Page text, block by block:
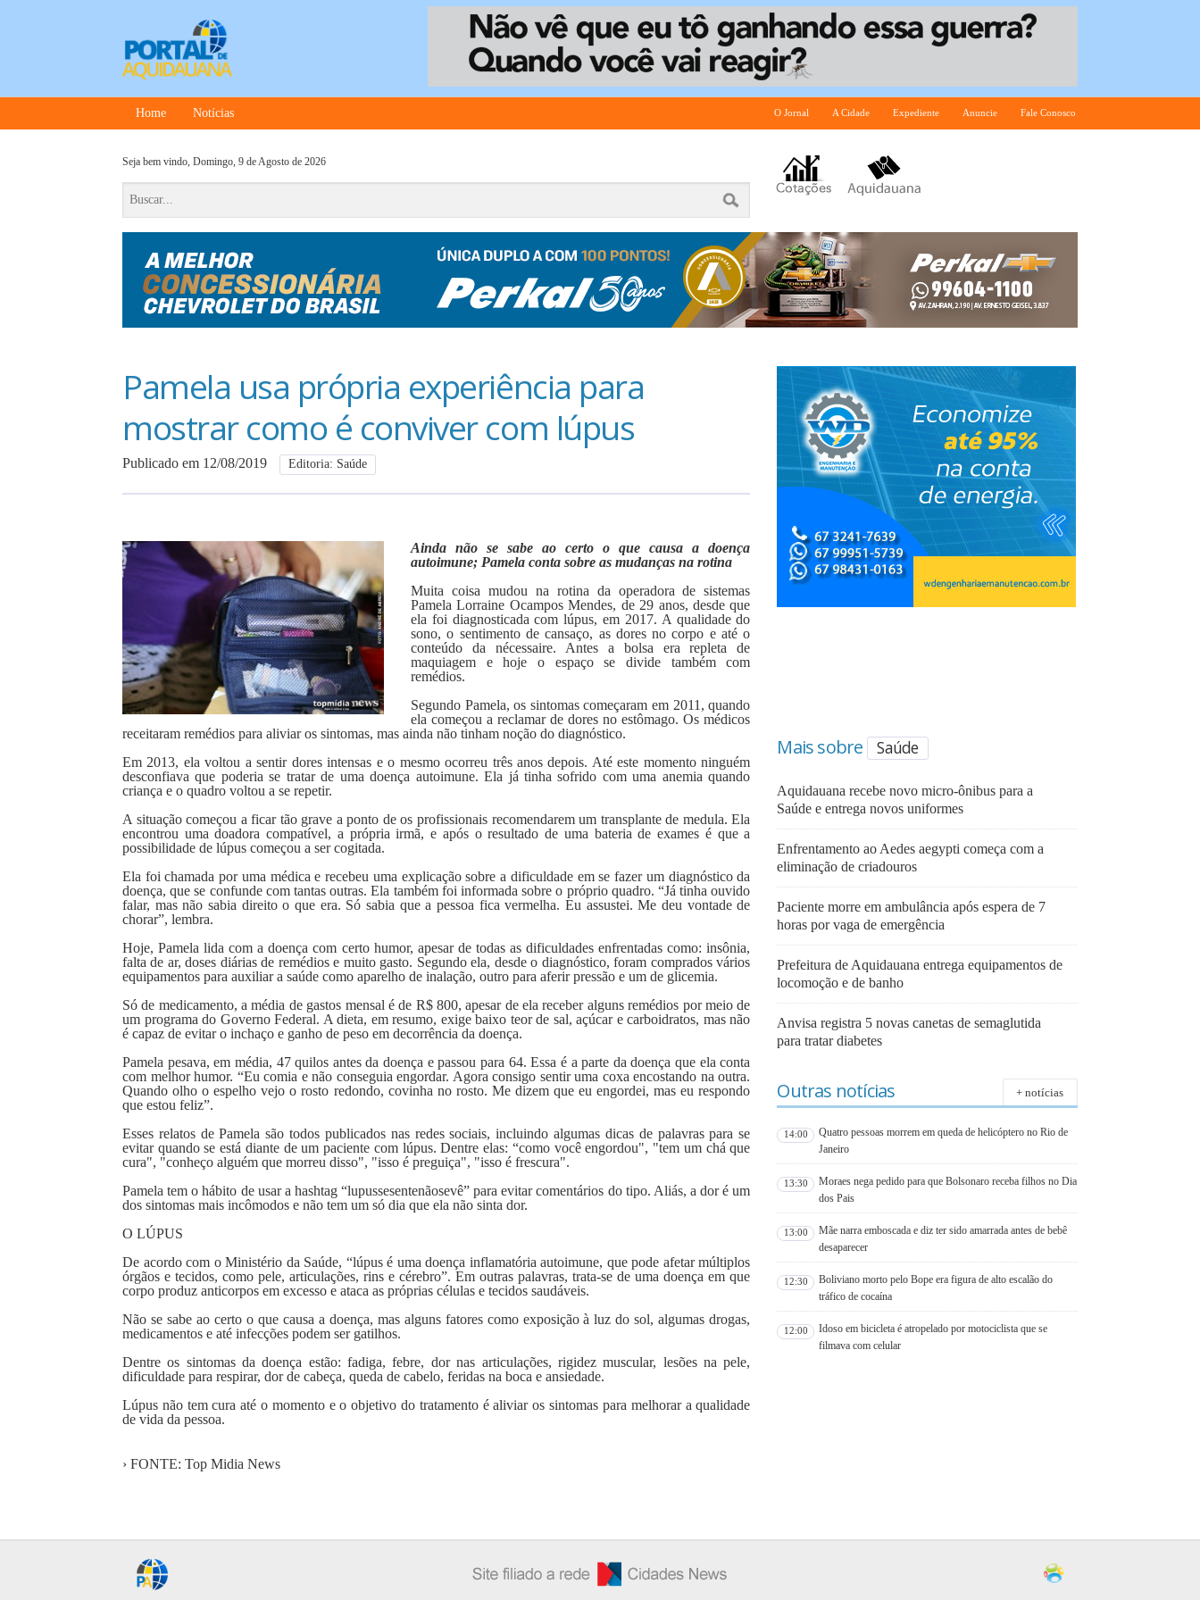
Home Notícias O Jornal A Cidade Expediente Anuncie Fale Conosco
Seja bem vindo, Domingo, 9 de Agosto de 2026
Pamela usa própria experiência para
mostrar como é conviver com lúpus
Publicado em 12/08/2019 Editoria: Saúde
Ainda não se sabe ao certo o que causa a doença
autoimune; Pamela conta sobre as mudanças na rotina
Muita coisa mudou na rotina da operadora de sistemas
Pamela Lorraine Ocampos Mendes, de 29 anos, desde que
ela foi diagnosticada com lúpus, em 2017. A qualidade do
sono, o sentimento de cansaço, as dores no corpo e até o
conteúdo da nécessaire. Antes a bolsa era repleta de
maquiagem e hoje o espaço se divide também com
remédios.
Segundo Pamela, os sintomas começaram em 2011, quando
ela começou a reclamar de dores no estômago. Os médicos
receitaram remédios para aliviar os sintomas, mas ainda não tinham noção do diagnóstico.
Em 2013, ela voltou a sentir dores intensas e o mesmo ocorreu três anos depois. Até este momento ninguém
desconfiava que poderia se tratar de uma doença autoimune. Ela já tinha sofrido com uma anemia quando
criança e o quadro voltou a se repetir.
A situação começou a ficar tão grave a ponto de os profissionais recomendarem um transplante de medula. Ela
encontrou uma doadora compatível, a própria irmã, e após o resultado de uma bateria de exames é que a
possibilidade de lúpus começou a ser cogitada.
Ela foi chamada por uma médica e recebeu uma explicação sobre a dificuldade em se fazer um diagnóstico da
doença, que se confunde com tantas outras. Ela também foi informada sobre o próprio quadro. “Já tinha ouvido
falar, mas não sabia direito o que era. Só sabia que a pessoa fica vermelha. Eu assustei. Me deu vontade de
chorar”, lembra.
Hoje, Pamela lida com a doença com certo humor, apesar de todas as dificuldades enfrentadas como: insônia,
falta de ar, doses diárias de remédios e muito gasto. Segundo ela, desde o diagnóstico, foram comprados vários
equipamentos para auxiliar a saúde como aparelho de inalação, outro para aferir pressão e um de glicemia.
Só de medicamento, a média de gastos mensal é de R$ 800, apesar de ela receber alguns remédios por meio de
um programa do Governo Federal. A dieta, em resumo, exige baixo teor de sal, açúcar e carboidratos, mas não
é capaz de evitar o inchaço e ganho de peso em decorrência da doença.
Pamela pesava, em média, 47 quilos antes da doença e passou para 64. Essa é a parte da doença que ela conta
com melhor humor. “Eu comia e não conseguia engordar. Agora consigo sentir uma coxa encostando na outra.
Quando olho o espelho vejo o rosto redondo, covinha no rosto. Me dizem que eu engordei, mas eu respondo
que estou feliz”.
Esses relatos de Pamela são todos publicados nas redes sociais, incluindo algumas dicas de palavras para se
evitar quando se está diante de um paciente com lúpus. Dentre elas: “como você engordou", "tem um chá que
cura", "conheço alguém que morreu disso", "isso é preguiça", "isso é frescura".
Pamela tem o hábito de usar a hashtag “lupussesentenãosevê” para evitar comentários do tipo. Aliás, a dor é um
dos sintomas mais incômodos e não tem um só dia que ela não sinta dor.
O LÚPUS
De acordo com o Ministério da Saúde, “lúpus é uma doença inflamatória autoimune, que pode afetar múltiplos
órgãos e tecidos, como pele, articulações, rins e cérebro”. Em outras palavras, trata-se de uma doença em que
corpo produz anticorpos em excesso e ataca as próprias células e tecidos saudáveis.
Não se sabe ao certo o que causa a doença, mas alguns fatores como exposição à luz do sol, algumas drogas,
medicamentos e até infecções podem ser gatilhos.
Dentre os sintomas da doença estão: fadiga, febre, dor nas articulações, rigidez muscular, lesões na pele,
dificuldade para respirar, dor de cabeça, queda de cabelo, feridas na boca e ansiedade.
Lúpus não tem cura até o momento e o objetivo do tratamento é aliviar os sintomas para melhorar a qualidade
de vida da pessoa.
› FONTE: Top Midia News
Mais sobre Saúde
Aquidauana recebe novo micro-ônibus para a
Saúde e entrega novos uniformes
Enfrentamento ao Aedes aegypti começa com a
eliminação de criadouros
Paciente morre em ambulância após espera de 7
horas por vaga de emergência
Prefeitura de Aquidauana entrega equipamentos de
locomoção e de banho
Anvisa registra 5 novas canetas de semaglutida
para tratar diabetes
Outras notícias + notícias
14:00
Quatro pessoas morrem em queda de helicóptero no Rio de
Janeiro
13:30
Moraes nega pedido para que Bolsonaro receba filhos no Dia
dos Pais
13:00
Mãe narra emboscada e diz ter sido amarrada antes de bebê
desaparecer
12:30
Boliviano morto pelo Bope era figura de alto escalão do
tráfico de cocaína
12:00
Idoso em bicicleta é atropelado por motociclista que se
filmava com celular